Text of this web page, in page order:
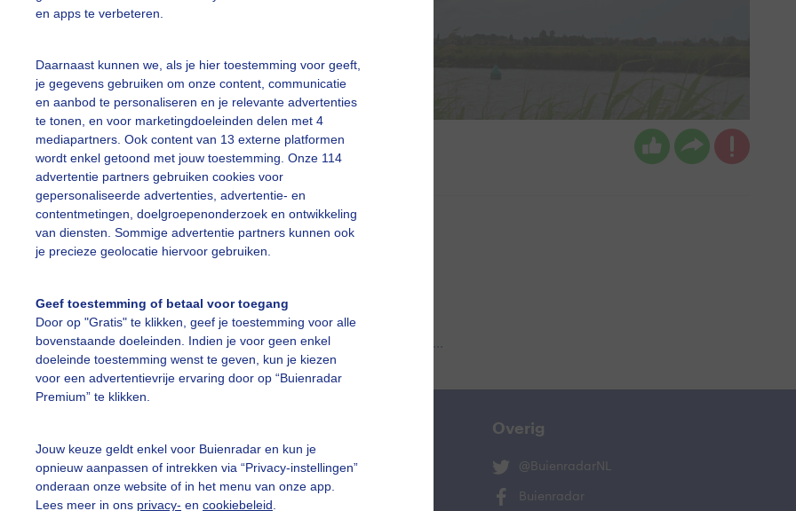
en apps te verbeteren.
Daarnaast kunnen we, als je hier toestemming voor geeft,
je gegevens gebruiken om onze content, communicatie
en aanbod te personaliseren en je relevante advertenties
te tonen, en voor marketingdoeleinden delen met 4
mediapartners. Ook content van 13 externe platformen
wordt enkel getoond met jouw toestemming. Onze 114
advertentie partners gebruiken cookies voor
gepersonaliseerde advertenties, advertentie- en
contentmetingen, doelgroepenonderzoek en ontwikkeling
van diensten. Sommige advertentie partners kunnen ook
je precieze geolocatie hiervoor gebruiken.
Geef toestemming of betaal voor toegang
Door op "Gratis" te klikken, geef je toestemming voor alle
bovenstaande doeleinden. Indien je voor geen enkel
doeleinde toestemming wenst te geven, kun je kiezen
voor een advertentievrije ervaring door op “Buienradar
Premium” te klikken.
Jouw keuze geldt enkel voor Buienradar en kun je
opnieuw aanpassen of intrekken via “Privacy-instellingen”
onderaan onze website of in het menu van onze app.
Lees meer in ons privacy- en cookiebeleid
Gemaakt: 06-06-2026, 265x bekeken
slideshow
Een moment geduld aub...
vragen
De Bilt
Overig
@BuienradarNL
Buienradar